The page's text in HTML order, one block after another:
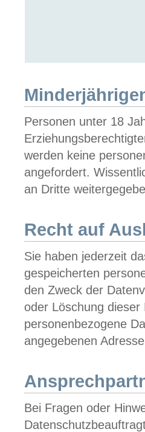
Personen unter 18
werden keine
angefordert.
an Dritte
Recht auf
Sie haben jederzeit
gespeicherten
den Zweck der
oder Löschung
personenbezogene
angegebenen
Bei Fragen oder